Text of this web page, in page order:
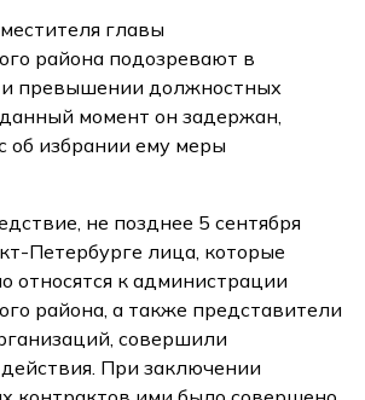
главы
района подозревают в
превышении должностных
момент он задержан,
об избрании ему меры
не позднее 5 сентября
Петербурге лица, которые
относятся к администрации
района, а также представители
совершили
При заключении